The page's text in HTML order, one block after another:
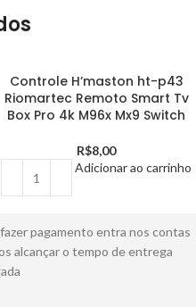
Controle H’maston ht-p43
Riomartec Remoto Smart Tv
Box Pro 4k M96x Mx9 Switch
R$8,00
Adicionar ao carrinho
pagamento entra nos contas
alcançar o tempo de entrega